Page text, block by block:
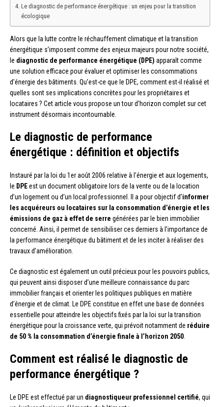
Le diagnostic de performance énergétique : un enjeu pour la transition
écologique
Alors que la lutte contre le réchauffement climatique et la transition
énergétique s’imposent comme des enjeux majeurs pour notre société,
le diagnostic de performance énergétique (DPE) apparaît comme
une solution efficace pour évaluer et optimiser les consommations
d’énergie des bâtiments. Qu’est-ce que le DPE, comment est-il réalisé et
quelles sont ses implications concrètes pour les propriétaires et
locataires ? Cet article vous propose un tour d’horizon complet sur cet
instrument désormais incontournable.
Le diagnostic de performance
énergétique : définition et objectifs
Instauré par la loi du 1er août 2006 relative à l’énergie et aux logements,
le DPEest un document obligatoire lors de la vente ou de la location
d’un logement ou d’un local professionnel. Il a pour objectif d’informer
les acquéreurs ou locataires sur la consommation d’énergie et les
émissions de gaz à effet de serre générées par le bien immobilier
concerné. Ainsi, il permet de sensibiliser ces derniers à l’importance de
la performance énergétique du bâtiment et de les inciter à réaliser des
travaux d’amélioration.
Ce diagnostic est également un outil précieux pour les pouvoirs publics,
qui peuvent ainsi disposer d’une meilleure connaissance du parc
immobilier français et orienter les politiques publiques en matière
d’énergie et de climat. Le DPE constitue en effet une base de données
essentielle pour atteindre les objectifs fixés par la loi sur la transition
énergétique pour la croissance verte, qui prévoit notamment de réduire
de 50 % la consommation d’énergie finale à l’horizon 2050
Comment est réalisé le diagnostic de
performance énergétique ?
Le DPE est effectué par un diagnostiqueur professionnel certifié, qui